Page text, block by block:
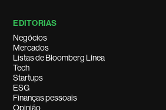
EDITORIAS
Negócios
Mercados
Listas de Bloomberg Línea
Tech
Startups
ESG
Finanças pessoais
Opinião